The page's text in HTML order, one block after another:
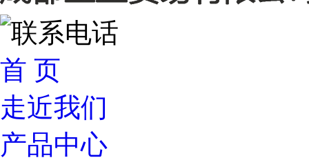
首 页
走近我们
产品中心